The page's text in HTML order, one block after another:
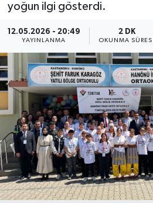
yoğun ilgi gösterdi.
12.05.2026 - 20:49
YAYINLANMA
2 DK
OKUNMA SÜRESI
Devrekani Haberleri
Doğanyurt Haberleri
Hanönü Haberleri
İhsangazi Haberleri
İnebolu Haberleri